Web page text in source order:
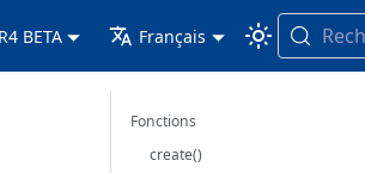
BETA Français
Fonctions
create()